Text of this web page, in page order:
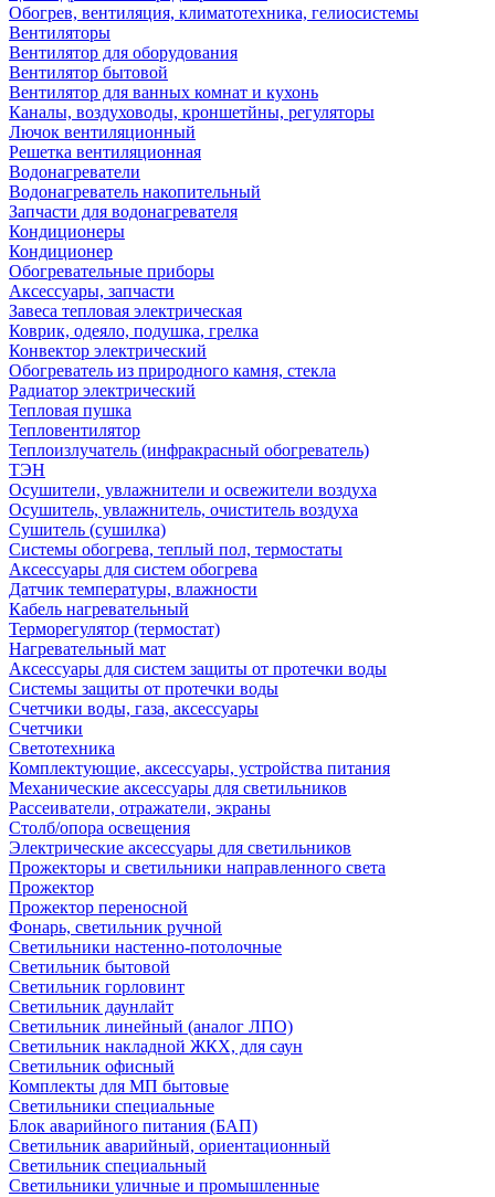
Обогрев, вентиляция, климатотехника, гелиосистемы
Вентиляторы
Вентилятор для оборудования
Вентилятор бытовой
Вентилятор для ванных комнат и кухонь
Каналы, воздуховоды, кроншетйны, регуляторы
Лючок вентиляционный
Решетка вентиляционная
Водонагреватели
Водонагреватель накопительный
Запчасти для водонагревателя
Кондиционеры
Кондиционер
Обогревательные приборы
Аксессуары, запчасти
Завеса тепловая электрическая
Коврик, одеяло, подушка, грелка
Конвектор электрический
Обогреватель из природного камня, стекла
Радиатор электрический
Тепловая пушка
Тепловентилятор
Теплоизлучатель (инфракрасный обогреватель)
ТЭН
Осушители, увлажнители и освежители воздуха
Осушитель, увлажнитель, очиститель воздуха
Сушитель (сушилка)
Системы обогрева, теплый пол, термостаты
Аксессуары для систем обогрева
Датчик температуры, влажности
Кабель нагревательный
Терморегулятор (термостат)
Нагревательный мат
Аксессуары для систем защиты от протечки воды
Системы защиты от протечки воды
Счетчики воды, газа, аксессуары
Счетчики
Светотехника
Комплектующие, аксессуары, устройства питания
Механические аксессуары для светильников
Рассеиватели, отражатели, экраны
Столб/опора освещения
Электрические аксессуары для светильников
Прожекторы и светильники направленного света
Прожектор
Прожектор переносной
Фонарь, светильник ручной
Светильники настенно-потолочные
Светильник бытовой
Светильник горловинт
Светильник даунлайт
Светильник линейный (аналог ЛПО)
Светильник накладной ЖКХ, для саун
Светильник офисный
Комплекты для МП бытовые
Светильники специальные
Блок аварийного питания (БАП)
Светильник аварийный, ориентационный
Светильник специальный
Светильники уличные и промышленные